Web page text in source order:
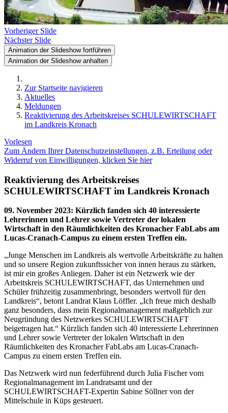
Vorheriger Slide
Nächster Slide
Animation der Slideshow fortführen
Animation der Slideshow anhalten
Zur Startseite navigieren
Aktuelles
Meldungen
Reaktivierung des Arbeitskreises SCHULEWIRTSCHAFT
im Landkreis Kronach
Vorlesen
Zum Ändern Ihrer Datenschutzeinstellungen, z.B. Erteilung oder
Widerruf von Einwilligungen, klicken Sie hier
Reaktivierung des Arbeitskreises
SCHULEWIRTSCHAFT im Landkreis Kronach
09. November 2023: Kürzlich fanden sich 40 interessierte
Lehrerinnen und Lehrer sowie Vertreter der lokalen
Wirtschaft in den Räumlichkeiten des Kronacher FabLabs am
Lucas-Cranach-Campus zu einem ersten Treffen ein.
„Junge Menschen im Landkreis als wertvolle Arbeitskräfte zu halten
und so unsere Region zukunftssicher von innen heraus zu stärken,
ist mir ein großes Anliegen. Daher ist ein Netzwerk wie der
Arbeitskreis SCHULEWIRTSCHAFT, das Unternehmen und
Schüler frühzeitig zusammenbringt, besonders wertvoll für den
Landkreis“, betont Landrat Klaus Löffler. „Ich freue mich deshalb
ganz besonders, dass mein Regionalmanagement maßgeblich zur
Neugründung des Netzwerkes SCHULEWIRTSCHAFT
beigetragen hat.“ Kürzlich fanden sich 40 interessierte Lehrerinnen
und Lehrer sowie Vertreter der lokalen Wirtschaft in den
Räumlichkeiten des Kronacher FabLabs am Lucas-Cranach-
Campus zu einem ersten Treffen ein.
Das Netzwerk wird nun federführend durch Julia Fischer vom
Regionalmanagement im Landratsamt und der
SCHULEWIRTSCHAFT-Expertin Sabine Söllner von der
Mittelschule in Küps gesteuert.